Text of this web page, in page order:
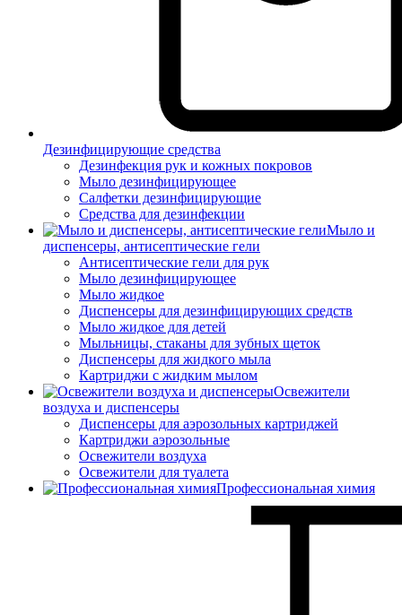
Дезинфицирующие средства
Дезинфекция рук и кожных покровов
Мыло дезинфицирующее
Салфетки дезинфицирующие
Средства для дезинфекции
Мыло и
диспенсеры, антисептические гели
Антисептические гели для рук
Мыло дезинфицирующее
Мыло жидкое
Диспенсеры для дезинфицирующих средств
Мыло жидкое для детей
Мыльницы, стаканы для зубных щеток
Диспенсеры для жидкого мыла
Картриджи с жидким мылом
Освежители
воздуха и диспенсеры
Диспенсеры для аэрозольных картриджей
Картриджи аэрозольные
Освежители воздуха
Освежители для туалета
Профессиональная химия